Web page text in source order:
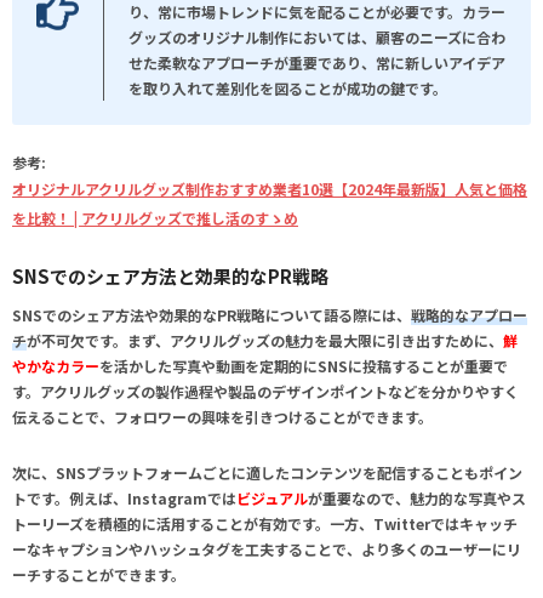
り、常に市場トレンドに気を配ることが必要です。カラー
グッズのオリジナル制作においては、顧客のニーズに合わ
せた柔軟なアプローチが重要であり、常に新しいアイデア
を取り入れて差別化を図ることが成功の鍵です。
参考:
オリジナルアクリルグッズ制作おすすめ業者10選【2024年最新版】人気と価格
を比較！ | アクリルグッズで推し活のすゝめ
SNSでのシェア方法と効果的なPR戦略
SNSでのシェア方法や効果的なPR戦略について語る際には、 戦略的なアプロー
チが不可欠です。まず、アクリルグッズの魅力を最大限に引き出すために、 鮮
やかなカラーを活かした写真や動画を定期的にSNSに投稿することが重要で
す。アクリルグッズの製作過程や製品のデザインポイントなどを分かりやすく
伝えることで、 フォロワーの興味を引きつけることができます。
次に、SNSプラットフォームごとに適したコンテンツを配信することもポイン
トです。例えば、Instagramではビジュアルが重要なので、魅力的な写真やス
トーリーズを積極的に活用することが有効です。一方、Twitterではキャッチ
ーなキャプションやハッシュタグを工夫することで、より多くのユーザーにリ
ーチすることができます。